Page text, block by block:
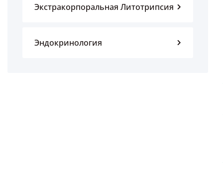
Экстракорпоральная Литотрипсия
Эндокринология